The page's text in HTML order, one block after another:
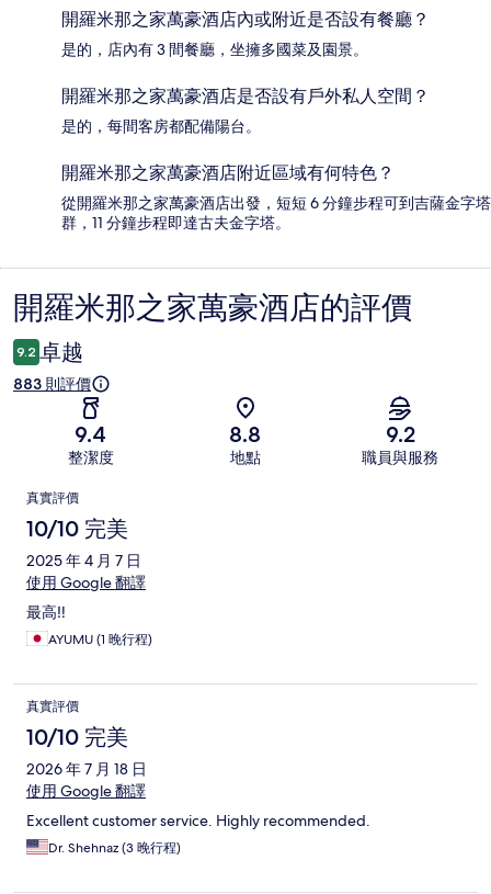
開羅米那之家萬豪酒店內或附近是否設有餐廳？
是的，店內有 3 間餐廳，坐擁多國菜及園景。
開羅米那之家萬豪酒店是否設有戶外私人空間？
是的，每間客房都配備陽台。
開羅米那之家萬豪酒店附近區域有何特色？
從開羅米那之家萬豪酒店出發，短短 6 分鐘步程可到吉薩金字塔
群，11 分鐘步程即達古夫金字塔。
評
價
開羅米那之家萬豪酒店的評價
9.2 卓越
883 則評價
9.4
整潔度
8.8
地點
9.2
職員與服務
評
價
真實評價
10/10 完美
2025 年 4 月 7 日
使用 Google 翻譯
最高‼️
AYUMU (1 晚行程)
真實評價
10/10 完美
2026 年 7 月 18 日
使用 Google 翻譯
Excellent customer service. Highly recommended.
Dr. Shehnaz (3 晚行程)